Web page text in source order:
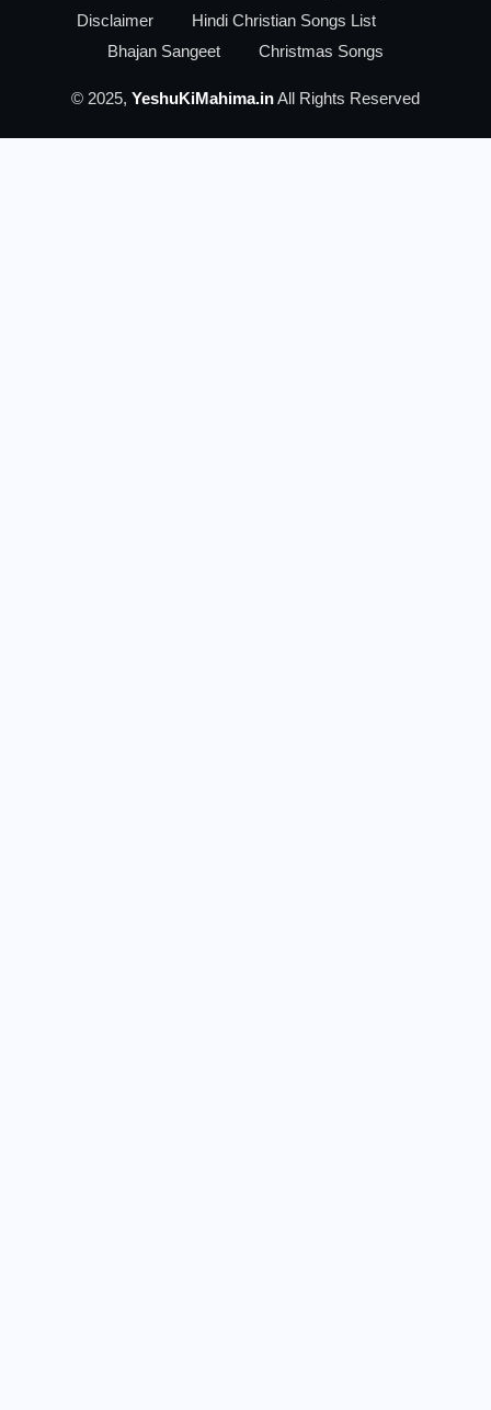
Disclaimer
Hindi Christian Songs List
Bhajan Sangeet
Christmas Songs
© 2025, YeshuKiMahima.inAll Rights Reserved